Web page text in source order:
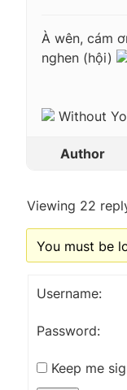
À wên, cám
nghen (hội)
Without
Author
Viewing 22
You must be
Username:
Password:
Keep me